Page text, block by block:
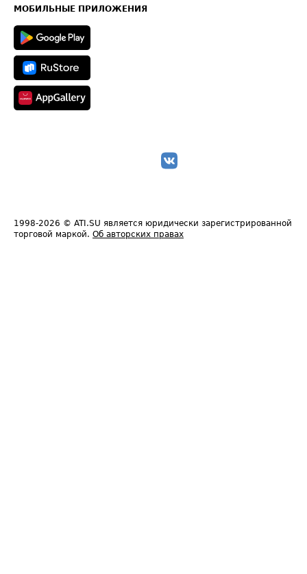
Техническая информация
МОБИЛЬНЫЕ ПРИЛОЖЕНИЯ
1998-2026 © ATI.SU является юридически зарегистрированной
торговой маркой. Об авторских правах